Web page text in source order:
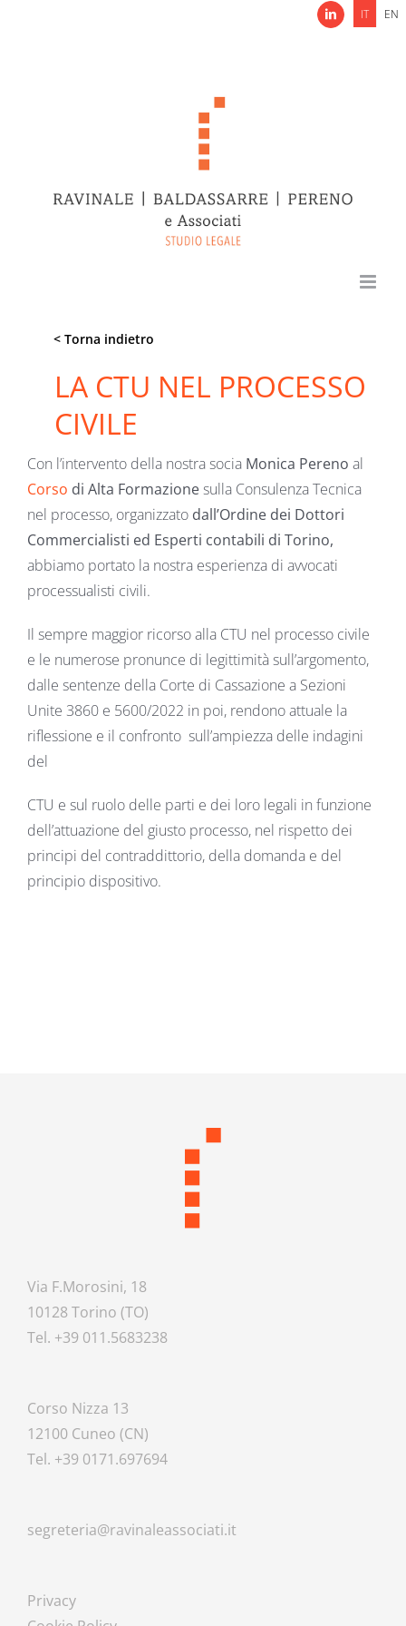
IT EN
LinkedIn
< Torna indietro
LA CTU NEL PROCESSO
CIVILE
Con l’intervento della nostra socia Monica Pereno al
Corso di Alta Formazionesulla Consulenza Tecnica
nel processo, organizzato dall’Ordine dei Dottori
Commercialisti ed Esperti contabili di Torino,
abbiamo portato la nostra esperienza di avvocati
processualisti civili.
Il sempre maggior ricorso alla CTU nel processo civile
e le numerose pronunce di legittimità sull’argomento,
dalle sentenze della Corte di Cassazione a Sezioni
Unite 3860 e 5600/2022 in poi, rendono attuale la
riflessione e il confronto sull’ampiezza delle indagini
del
CTU e sul ruolo delle parti e dei loro legali in funzione
dell’attuazione del giusto processo, nel rispetto dei
principi del contraddittorio, della domanda e del
principio dispositivo.
Via F.Morosini, 18
10128 Torino (TO)
Tel. +39 011.5683238
Corso Nizza 13
12100 Cuneo (CN)
Tel. +39 0171.697694
segreteria@ravinaleassociati.it
Privacy